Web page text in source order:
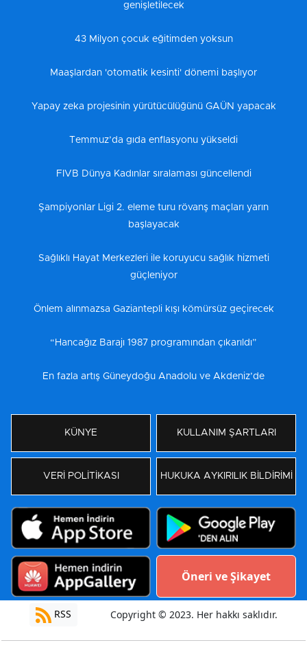
genişletilecek
43 Milyon çocuk eğitimden yoksun
Maaşlardan 'otomatik kesinti' dönemi başlıyor
Yapay zeka projesinin yürütücülüğünü GAÜN yapacak
Temmuz’da gıda enflasyonu yükseldi
FIVB Dünya Kadınlar sıralaması güncellendi
Şampiyonlar Ligi 2. eleme turu rövanş maçları yarın
başlayacak
Sağlıklı Hayat Merkezleri ile koruyucu sağlık hizmeti
güçleniyor
Önlem alınmazsa Gaziantepli kışı kömürsüz geçirecek
“Hancağız Barajı 1987 programından çıkarıldı”
En fazla artış Güneydoğu Anadolu ve Akdeniz’de
KÜNYE KULLANIM ŞARTLARI
VERİ POLİTİKASI HUKUKA AYKIRILIK BİLDİRİMİ
Öneri ve Şikayet
RSS Copyright © 2023. Her hakkı saklıdır.